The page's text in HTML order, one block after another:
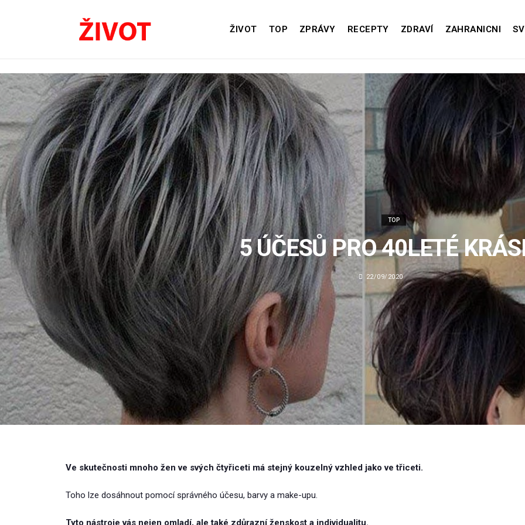
ŽIVOT TOP ZPRÁVY RECEPTY ZDRAVÍ ZAHRANICNI
TOP
5 ÚČESŮ PRO 40LETÉ
22/09/2020
Ve skutečnosti mnoho žen ve svých čtyřiceti má stejný kouzelný vzhled jako ve třiceti.
Toho lze dosáhnout pomocí správného účesu, barvy a make-upu.
Tyto nástroje vás nejen omladí, ale také zdůrazní ženskost a individualitu.